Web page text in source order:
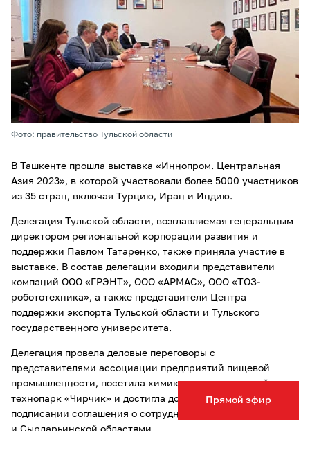
Прямой эфир
Фото: правительство Тульской области
В Ташкенте прошла выставка «Иннопром. Центральная
Азия 2023», в которой участвовали более 5000 участников
из 35 стран, включая Турцию, Иран и Индию.
Делегация Тульской области, возглавляемая генеральным
директором региональной корпорации развития и
поддержки Павлом Татаренко, также приняла участие в
выставке. В состав делегации входили представители
компаний ООО «ГРЭНТ», ООО «АРМАС», ООО «ТОЗ-
робототехника», а также представители Центра
поддержки экспорта Тульской области и Тульского
государственного университета.
Делегация провела деловые переговоры с
представителями ассоциации предприятий пищевой
промышленности, посетила химико-индустриальный
технопарк «Чирчик» и достигла договоренности о
подписании соглашения о сотрудничестве между Тульской
и Сырдарьинской областями.